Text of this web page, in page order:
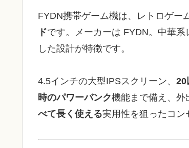
FYDN携帯ゲーム機は、レトロゲー
ドです。メーカーは FYDN。中華系
した設計が特徴です。
4.5インチの大型IPSスクリーン、 20
時のパワーバンク機能まで備え、外
べて長く使える実用性を狙ったコン